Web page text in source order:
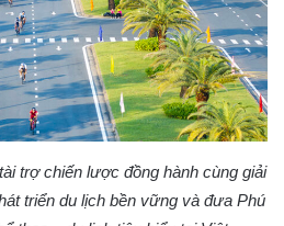
trợ chiến lược đồng hành cùng giải
triển du lịch bền vững và đưa Phú